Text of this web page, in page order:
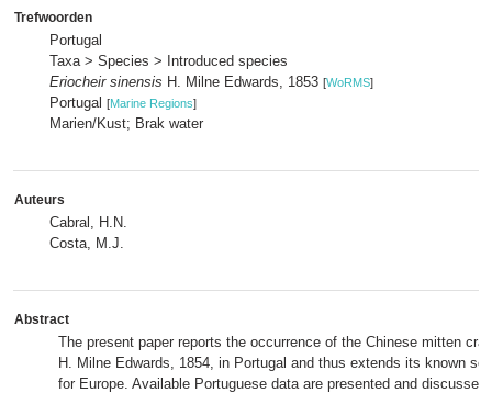
Trefwoorden
Portugal
Taxa > Species > Introduced species
Eriocheir sinensis H. Milne Edwards, 1853 [WoRMS]
Portugal [Marine Regions]
Marien/Kust; Brak water
Auteurs
Cabral, H.N.
Costa, M.J.
Abstract
The present paper reports the occurrence of the Chinese mitten
H. Milne Edwards, 1854, in Portugal and thus extends its known
for Europe. Available Portuguese data are presented and